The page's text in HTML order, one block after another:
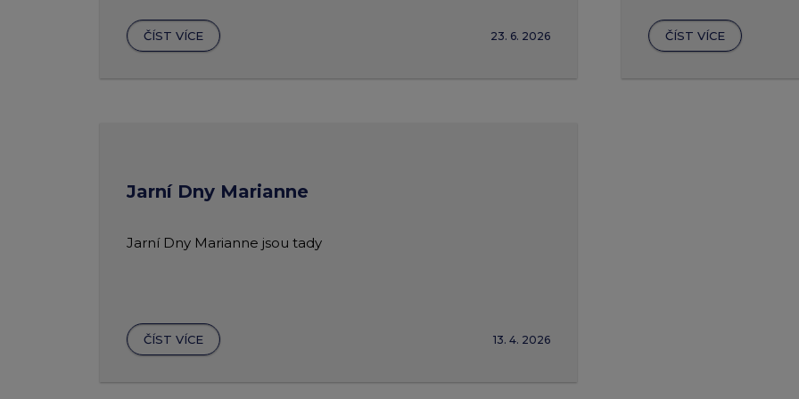
ČÍST VÍCE 23. 6. 2026 ČÍST VÍCE
Jarní Dny Marianne
Jarní Dny Marianne jsou tady
ČÍST VÍCE 13. 4. 2026